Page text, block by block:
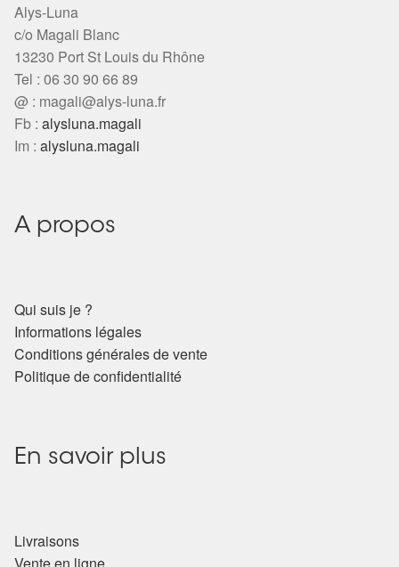
Alys-Luna
c/o Magali Blanc
13230 Port St Louis du Rhône
Tel : 06 30 90 66 89
@ : magali@alys-luna.fr
Fb : alysluna.magali
Im : alysluna.magali
A propos
Qui suis je ?
Informations légales
Conditions générales de vente
Politique de confidentialité
En savoir plus
Livraisons
Vente en ligne